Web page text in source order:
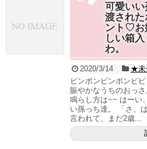
可愛い
渡され
ント♡お
しい箱
わ。
2020/3/14 ★未
ピンポンピンポンピ
賑やかなうちのおっ
鳴らし方は~~ はーい
い孫っち達。 「さ、
言われて、まだ2歳...